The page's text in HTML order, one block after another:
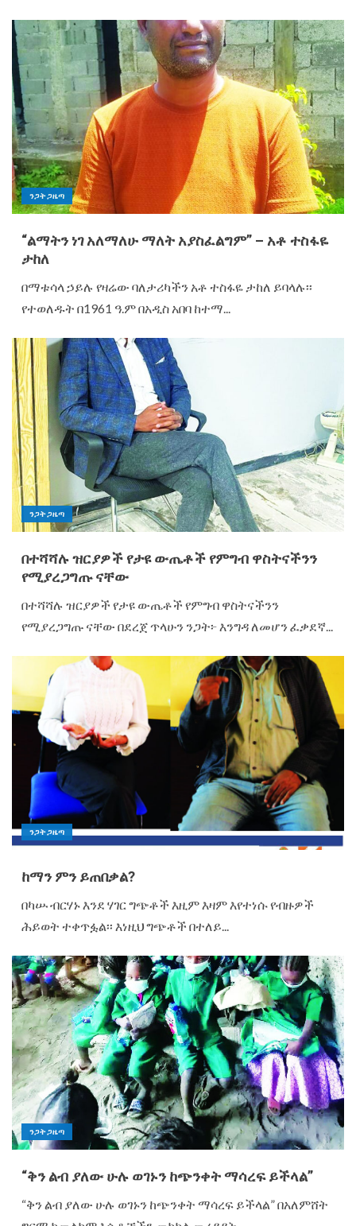
ንጋት ጋዜጣ
“ልማትን ነገ አለማለሁ ማለት አያስፈልግም” – አቶ ተስፋዬ
ታከለ
በማቱሳላ ኃይሉ የዛሬው ባለታሪካችን አቶ ተስፋዬ ታከለ ይባላሉ፡፡
የተወለዱት በ1961 ዓ.ም በአዲስ አበባ ከተማ...
ንጋት ጋዜጣ
በተሻሻሉ ዝርያዎች የታዩ ውጤቶች የምግብ ዋስትናችንን
የሚያረጋግጡ ናቸው
በተሻሻሉ ዝርያዎች የታዩ ውጤቶች የምግብ ዋስትናችንን
የሚያረጋግጡ ናቸው በደረጀ ጥላሁን ንጋት፦ እንግዳ ለመሆን ፈቃደኛ...
ንጋት ጋዜጣ
ከማን ምን ይጠበቃል?
በካሡ ብርሃኑ እንደ ሃገር ግጭቶች እዚም እዛም እየተነሱ የብዙዎች
ሕይወት ተቀጥፏል፡፡ እነዚህ ግጭቶች በተለይ...
ንጋት ጋዜጣ
“ቅን ልብ ያለው ሁሉ ወገኑን ከጭንቀት ማሳረፍ ይችላል”
“ቅን ልብ ያለው ሁሉ ወገኑን ከጭንቀት ማሳረፍ ይችላል” በአለምሸት